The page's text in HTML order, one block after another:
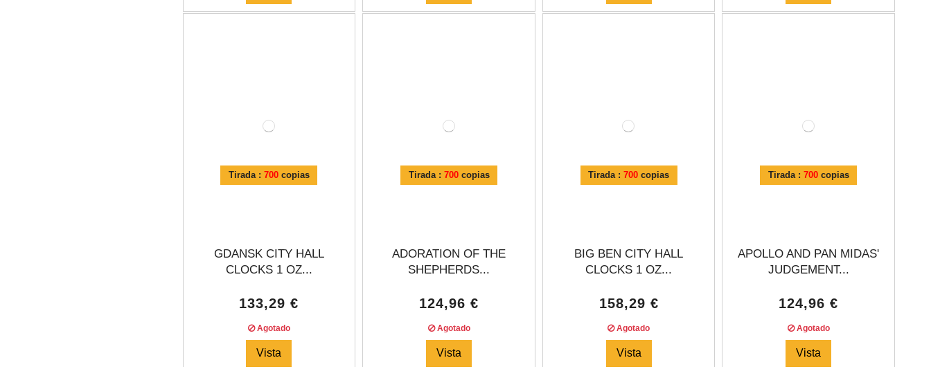
Tirada : 700copias
GDANSK CITY HALL
CLOCKS 1 OZ...
133,29 €
Agotado
Vista
Tirada : 700copias
ADORATION OF THE
SHEPHERDS...
124,96 €
Agotado
Vista
Tirada :700 copias
BIG BEN CITY HALL
CLOCKS 1 OZ...
158,29 €
Agotado
Vista
Tirada : 700copias
APOLLO AND PAN MIDAS'
JUDGEMENT...
124,96 €
Agotado
Vista